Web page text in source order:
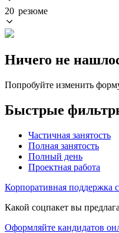
20 резюме
Ничего не
Попробуйте изменить
Быстрые
Частичная занятость
Полная занятость
Полный день
Проектная работа
Корпоративная поддержка
Какой соцпакет вы
Оформляйте кандидатов